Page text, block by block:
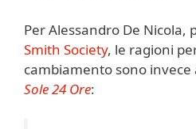
Per Alessandro De Nicola,
Smith Society, le ragioni
cambiamento sono invece
Sole 24 Ore: